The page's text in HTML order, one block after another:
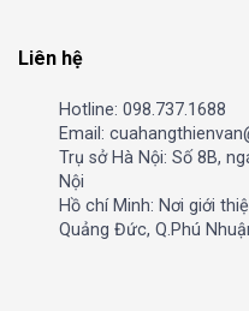
Liên hệ
Hotline: 098.737.1688
Email:
Trụ sở Hà Nội: Số 8B,
Nội
Hồ chí Minh: Nơi giới
Quảng Đức, Q.Phú